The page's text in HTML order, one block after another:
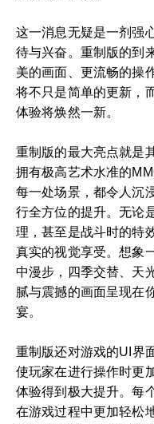
这一消息无疑是一剂强
待与兴奋。重制版的到
美的画面、更流畅的操
将不只是简单的更新，
体验将焕然一新。
重制版的最大亮点就是
拥有极高艺术水准的
每一处场景，都令人沉
行全方位的提升。无论
理，甚至是战斗时的特
真实的视觉享受。想象
中漫步，四季交替、天
腻与震撼的画面呈现在
宴。
重制版还对游戏的UI界
使玩家在进行操作时更
体验得到极大提升。每
在游戏过程中更加轻松